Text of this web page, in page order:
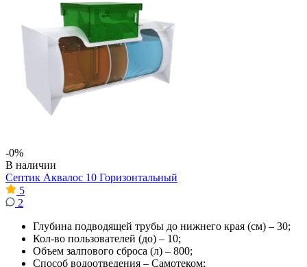
-0%
В наличии
Септик Аквалос 10 Горизонтальный
5
2
Глубина подводящей трубы до нижнего края (см) – 30;
Кол-во пользователей (до) – 10;
Объем залпового сброса (л) – 800;
Способ водоотведения – Самотеком;